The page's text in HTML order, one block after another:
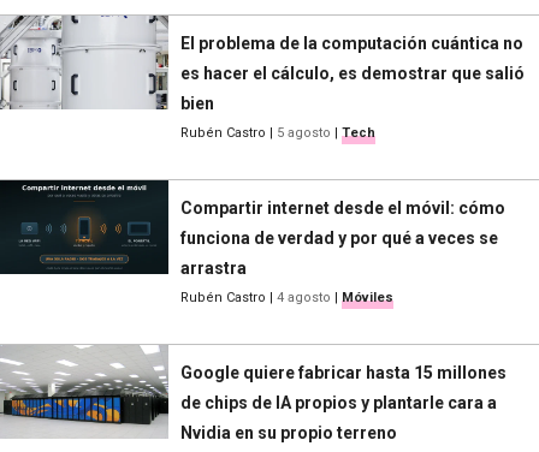
El problema de la computación cuántica no
es hacer el cálculo, es demostrar que salió
bien
Rubén Castro | 5 agosto | Tech
Compartir internet desde el móvil: cómo
funciona de verdad y por qué a veces se
arrastra
Rubén Castro | 4 agosto | Móviles
Google quiere fabricar hasta 15 millones
de chips de IA propios y plantarle cara a
Nvidia en su propio terreno